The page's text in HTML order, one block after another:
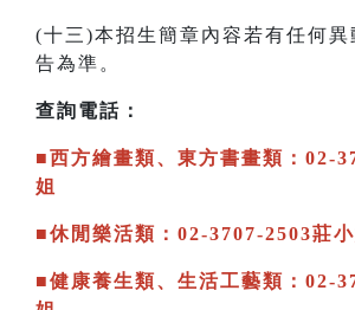
(十三)本招生簡章內容若有任何異
告為準。
查詢電話：
■西方繪畫類、東方書畫類：02-
姐
■休閒樂活類：02-3707-2503莊小
■健康養生類、生活工藝類：02-